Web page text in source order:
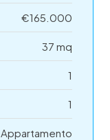
€165.000
37 mq
1
1
Appartamento